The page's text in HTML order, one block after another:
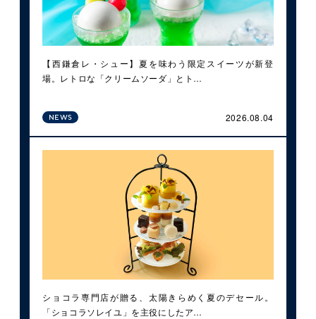
【西鎌倉レ・シュー】夏を味わう限定スイーツが新登
場。レトロな「クリームソーダ」とト…
NEWS 2026.08.04
ショコラ専門店が贈る、太陽きらめく夏のデセール。
「ショコラソレイユ」を主役にしたア…